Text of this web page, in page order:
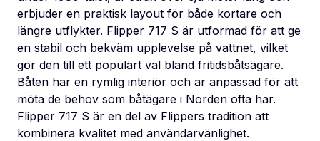
erbjuder en praktisk layout för både kortare och
längre utflykter. Flipper 717 S är utformad för att ge
en stabil och bekväm upplevelse på vattnet, vilket
gör den till ett populärt val bland fritidsbåtsägare.
Båten har en rymlig interiör och är anpassad för att
möta de behov som båtägare i Norden ofta har.
Flipper 717 S är en del av Flippers tradition att
kombinera kvalitet med användarvänlighet.